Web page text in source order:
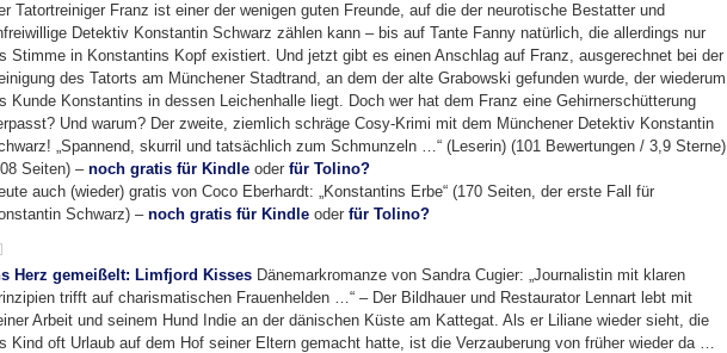
Tatortreiniger Franz ist einer der wenigen guten Freunde, auf die der neurotische Bestatter und
Detektiv Konstantin Schwarz zählen kann – bis auf Tante Fanny natürlich, die allerdings nur
Stimme in Konstantins Kopf existiert. Und jetzt gibt es einen Anschlag auf Franz, ausgerechnet bei der
des Tatorts am Münchener Stadtrand, an dem der alte Grabowski gefunden wurde, der wiederum
Kunde Konstantins in dessen Leichenhalle liegt. Doch wer hat dem Franz eine Gehirnerschütterung
Und warum? Der zweite, ziemlich schräge Cosy-Krimi mit dem Münchener Detektiv Konstantin
„Spannend, skurril und tatsächlich zum Schmunzeln …“ (Leserin) (101 Bewertungen / 3,9 Sterne)
Seiten) –noch gratis für Kindle oder für Tolino?
auch (wieder) gratis von Coco Eberhardt: „Konstantins Erbe“ (170 Seiten, der erste Fall für
Schwarz) – noch gratis für Kindle oder für Tolino?
Herz gemeißelt: Limfjord Kisses Dänemarkromanze von Sandra Cugier: „Journalistin mit klaren
trifft auf charismatischen Frauenhelden …“ – Der Bildhauer und Restaurator Lennart lebt mit
Arbeit und seinem Hund Indie an der dänischen Küste am Kattegat. Als er Liliane wieder sieht, die
Kind oft Urlaub auf dem Hof seiner Eltern gemacht hatte, ist die Verzauberung von früher wieder da …